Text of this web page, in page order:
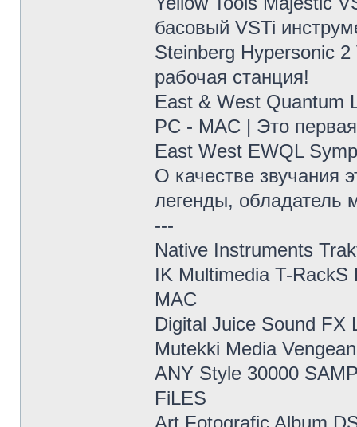
басовый VSTi
Steinberg Hypersonic
рабочая станция!
East & West Quantum
PC - MAC | Это
East West EWQL
О качестве звучания
легенды, обладатель
---
Native Instruments
IK Multimedia T-
MAC
Digital Juice Sound FX
Mutekki Media
ANY Style 30000
FiLES
Art Fotografic Album